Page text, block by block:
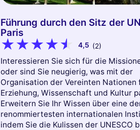
Führung durch den Sitz der
Paris
4,5 (2)
Interessieren Sie sich für die
oder sind Sie neugierig, was mit der
Organisation der Vereinten Nationen
Erziehung, Wissenschaft und Kultur
Erweitern Sie Ihr Wissen über eine
renommiertesten internationalen
indem Sie die Kulissen der UNESCO